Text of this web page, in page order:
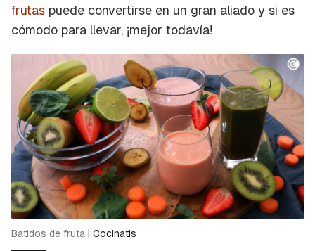
frutas puede convertirse en un gran aliado y si es
cómodo para llevar, ¡mejor todavía!
Batidos de fruta | Cocinatis